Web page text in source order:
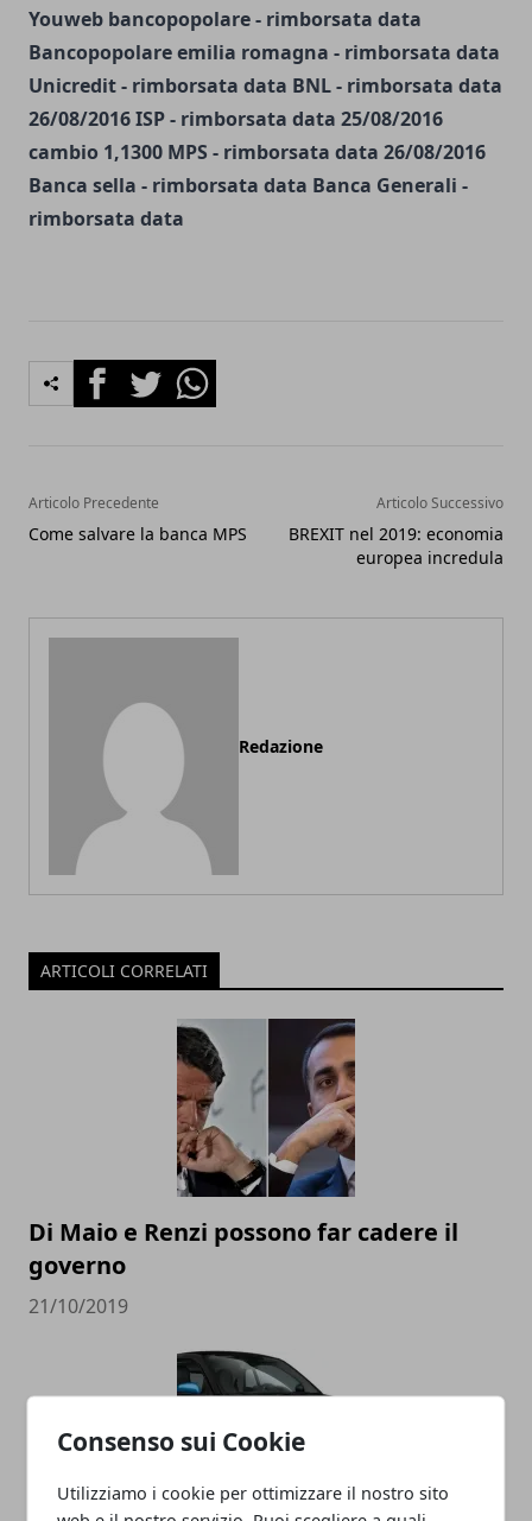
Consenso sui Cookie
Utilizziamo i cookie per ottimizzare il nostro sito
Youweb bancopopolare - rimborsata data
Bancopopolare emilia romagna - rimborsata data
Unicredit - rimborsata data BNL - rimborsata data
26/08/2016 ISP - rimborsata data 25/08/2016
cambio 1,1300 MPS - rimborsata data 26/08/2016
Banca sella - rimborsata data Banca Generali -
rimborsata data
FacebookTwitterWhatsapp
Articolo Precedente
Come salvare la banca MPS
Articolo Successivo
BREXIT nel 2019: economia
europea incredula
Redazione
ARTICOLI CORRELATI
Di Maio e Renzi possono far cadere il
governo
21/10/2019